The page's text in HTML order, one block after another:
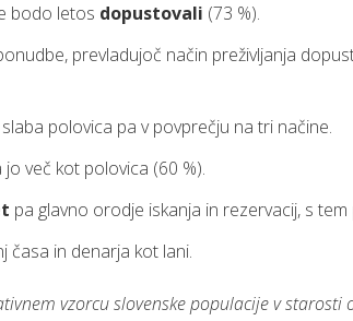
bodo letos dopustovali (73 %).
prevladujoč način preživljanja
polovica pa v povprečju na tri načine.
več kot polovica (60 %).
pa glavno orodje iskanja in rezervacij, s
časa in denarja kot lani.
vzorcu slovenske populacije v